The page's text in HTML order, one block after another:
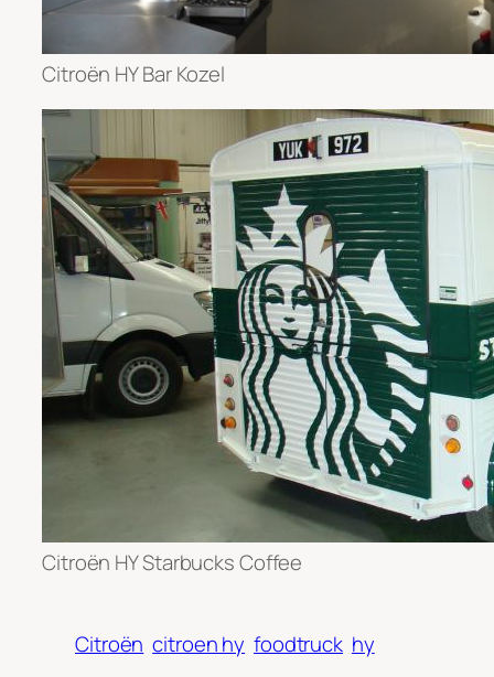
Citroën HY Bar Kozel
Citroën HY Starbucks Coffee
Citroën citroen hy foodtruck hy